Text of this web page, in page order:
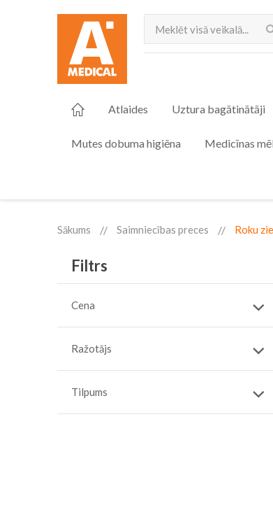
Atlaides Uztura bagātinātāji
Mutes dobuma higiēna Medicīnas
Sākums Saimniecības preces Roku
Filtrs
Cena
Ražotājs
Tilpums